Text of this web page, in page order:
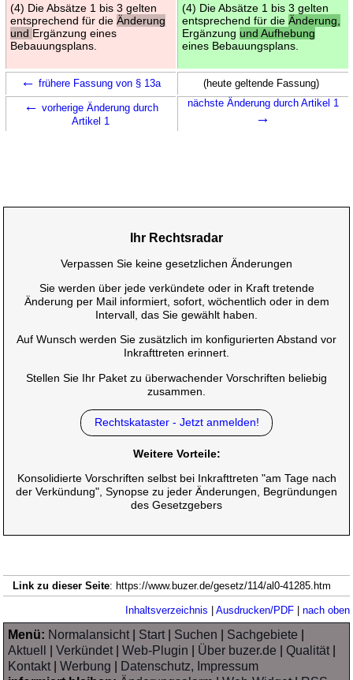
(4) Die Absätze 1 bis 3 gelten
entsprechend für die Änderung
und Ergänzung eines
Bebauungsplans.
(4) Die Absätze 1 bis 3 gelten
entsprechend für die Änderung,
Ergänzung und Aufhebung
eines Bebauungsplans.
← frühere Fassung von § 13a (heute geltende Fassung)
← vorherige Änderung durch
Artikel 1
nächste Änderung durch Artikel 1
→
Ihr Rechtsradar
Verpassen Sie keine gesetzlichen Änderungen
Sie werden über jede verkündete oder in Kraft tretende
Änderung per Mail informiert, sofort, wöchentlich oder in dem
Intervall, das Sie gewählt haben.
Auf Wunsch werden Sie zusätzlich im konfigurierten Abstand vor
Inkrafttreten erinnert.
Stellen Sie Ihr Paket zu überwachender Vorschriften beliebig
zusammen.
Rechtskataster - Jetzt anmelden!
Weitere Vorteile:
Konsolidierte Vorschriften selbst bei Inkrafttreten "am Tage nach
der Verkündung", Synopse zu jeder Änderungen, Begründungen
des Gesetzgebers
Link zu dieser Seite: https://www.buzer.de/gesetz/114/al0-41285.htm
Inhaltsverzeichnis Ausdrucken/PDF| nach oben
Menü: Normalansicht| Start| Suchen Sachgebiete
Aktuell
|Verkündet|Web-Plugin Über buzer.de |Qualität|
Kontakt|Werbung
Datenschutz, Impressum